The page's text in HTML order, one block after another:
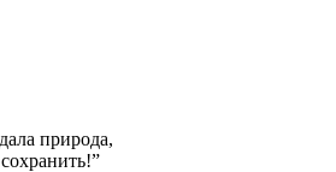
природа,